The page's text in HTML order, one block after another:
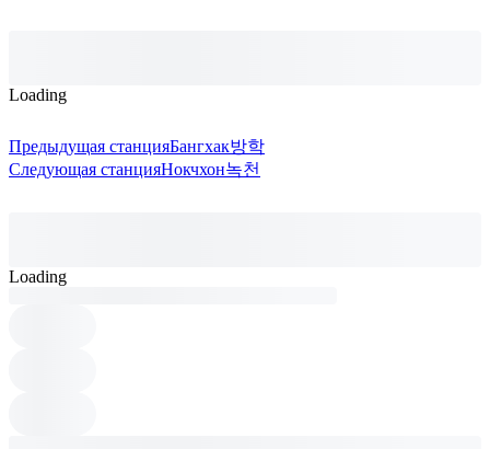
Loading
Предыдущая станцияБангхак방학
Следующая станцияНокчхон녹천
Loading